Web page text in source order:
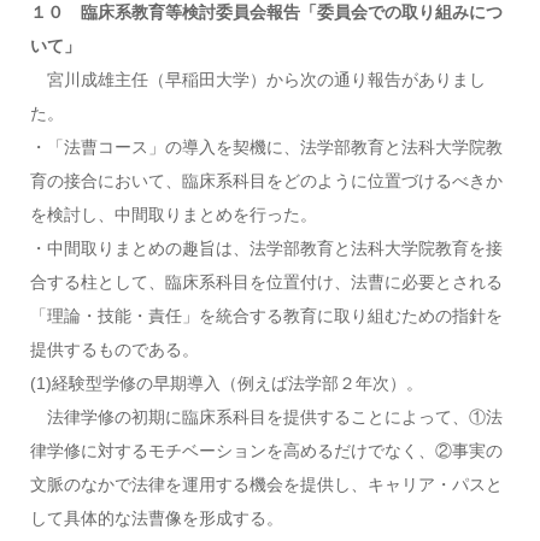
１０ 臨床系教育等検討委員会報告「委員会での取り組みにつ
いて」
宮川成雄主任（早稲田大学）から次の通り報告がありまし
た。
・「法曹コース」の導入を契機に、法学部教育と法科大学院教
育の接合において、臨床系科目をどのように位置づけるべきか
を検討し、中間取りまとめを行った。
・中間取りまとめの趣旨は、法学部教育と法科大学院教育を接
合する柱として、臨床系科目を位置付け、法曹に必要とされる
「理論・技能・責任」を統合する教育に取り組むための指針を
提供するものである。
(1)経験型学修の早期導入（例えば法学部２年次）。
法律学修の初期に臨床系科目を提供することによって、①法
律学修に対するモチベーションを高めるだけでなく、②事実の
文脈のなかで法律を運用する機会を提供し、キャリア・パスと
して具体的な法曹像を形成する。